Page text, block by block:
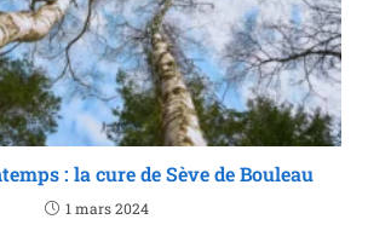
: la cure de Sève de Bouleau
1 mars 2024